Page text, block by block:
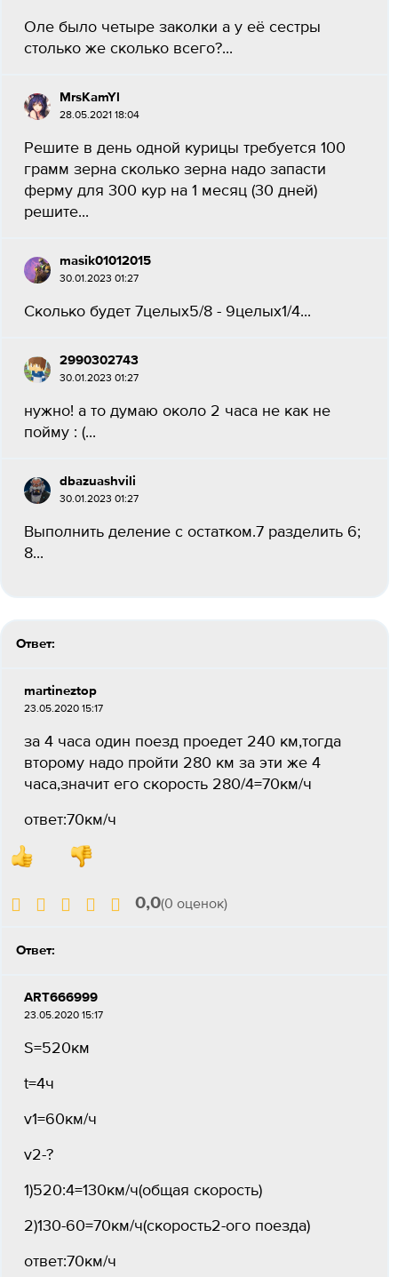
Оле было четыре заколки а у её сестры
столько же сколько всего?...
MrsKamYl
28.05.2021 18:04
Решите в день одной курицы требуется 100
грамм зерна сколько зерна надо запасти
ферму для 300 кур на 1 месяц (30 дней)
решите...
masik01012015
30.01.2023 01:27
Сколько будет 7целых5/8 - 9целых1/4...
2990302743
30.01.2023 01:27
нужно! а то думаю около 2 часа не как не
пойму : (...
dbazuashvili
30.01.2023 01:27
Выполнить деление с остатком.7 разделить 6;
8...
Ответ:
martineztop
23.05.2020 15:17
за 4 часа один поезд проедет 240 км,тогда
второму надо пройти 280 км за эти же 4
часа,значит его скорость 280/4=70км/ч
ответ:70км/ч
0,0(0 оценок)
Ответ:
ART666999
23.05.2020 15:17
S=520км
t=4ч
v1=60км/ч
v2-?
1)520:4=130км/ч(общая скорость)
2)130-60=70км/ч(скорость2-ого поезда)
ответ:70км/ч